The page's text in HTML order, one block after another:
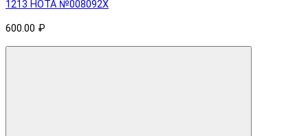
1213 HOTA №008092X
600.00 ₽